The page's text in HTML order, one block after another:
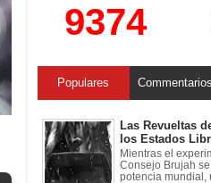
9374
Populares Commentarios
Las Revueltas
los Estados
Mientras el
Consejo Brujah
potencia mundial,